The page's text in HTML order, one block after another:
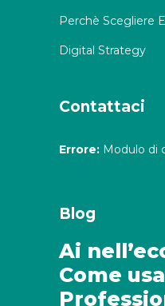
Perchè Scegliere
Digital Strategy
Contattaci
Errore: Modulo di
Blog
Ai
Come